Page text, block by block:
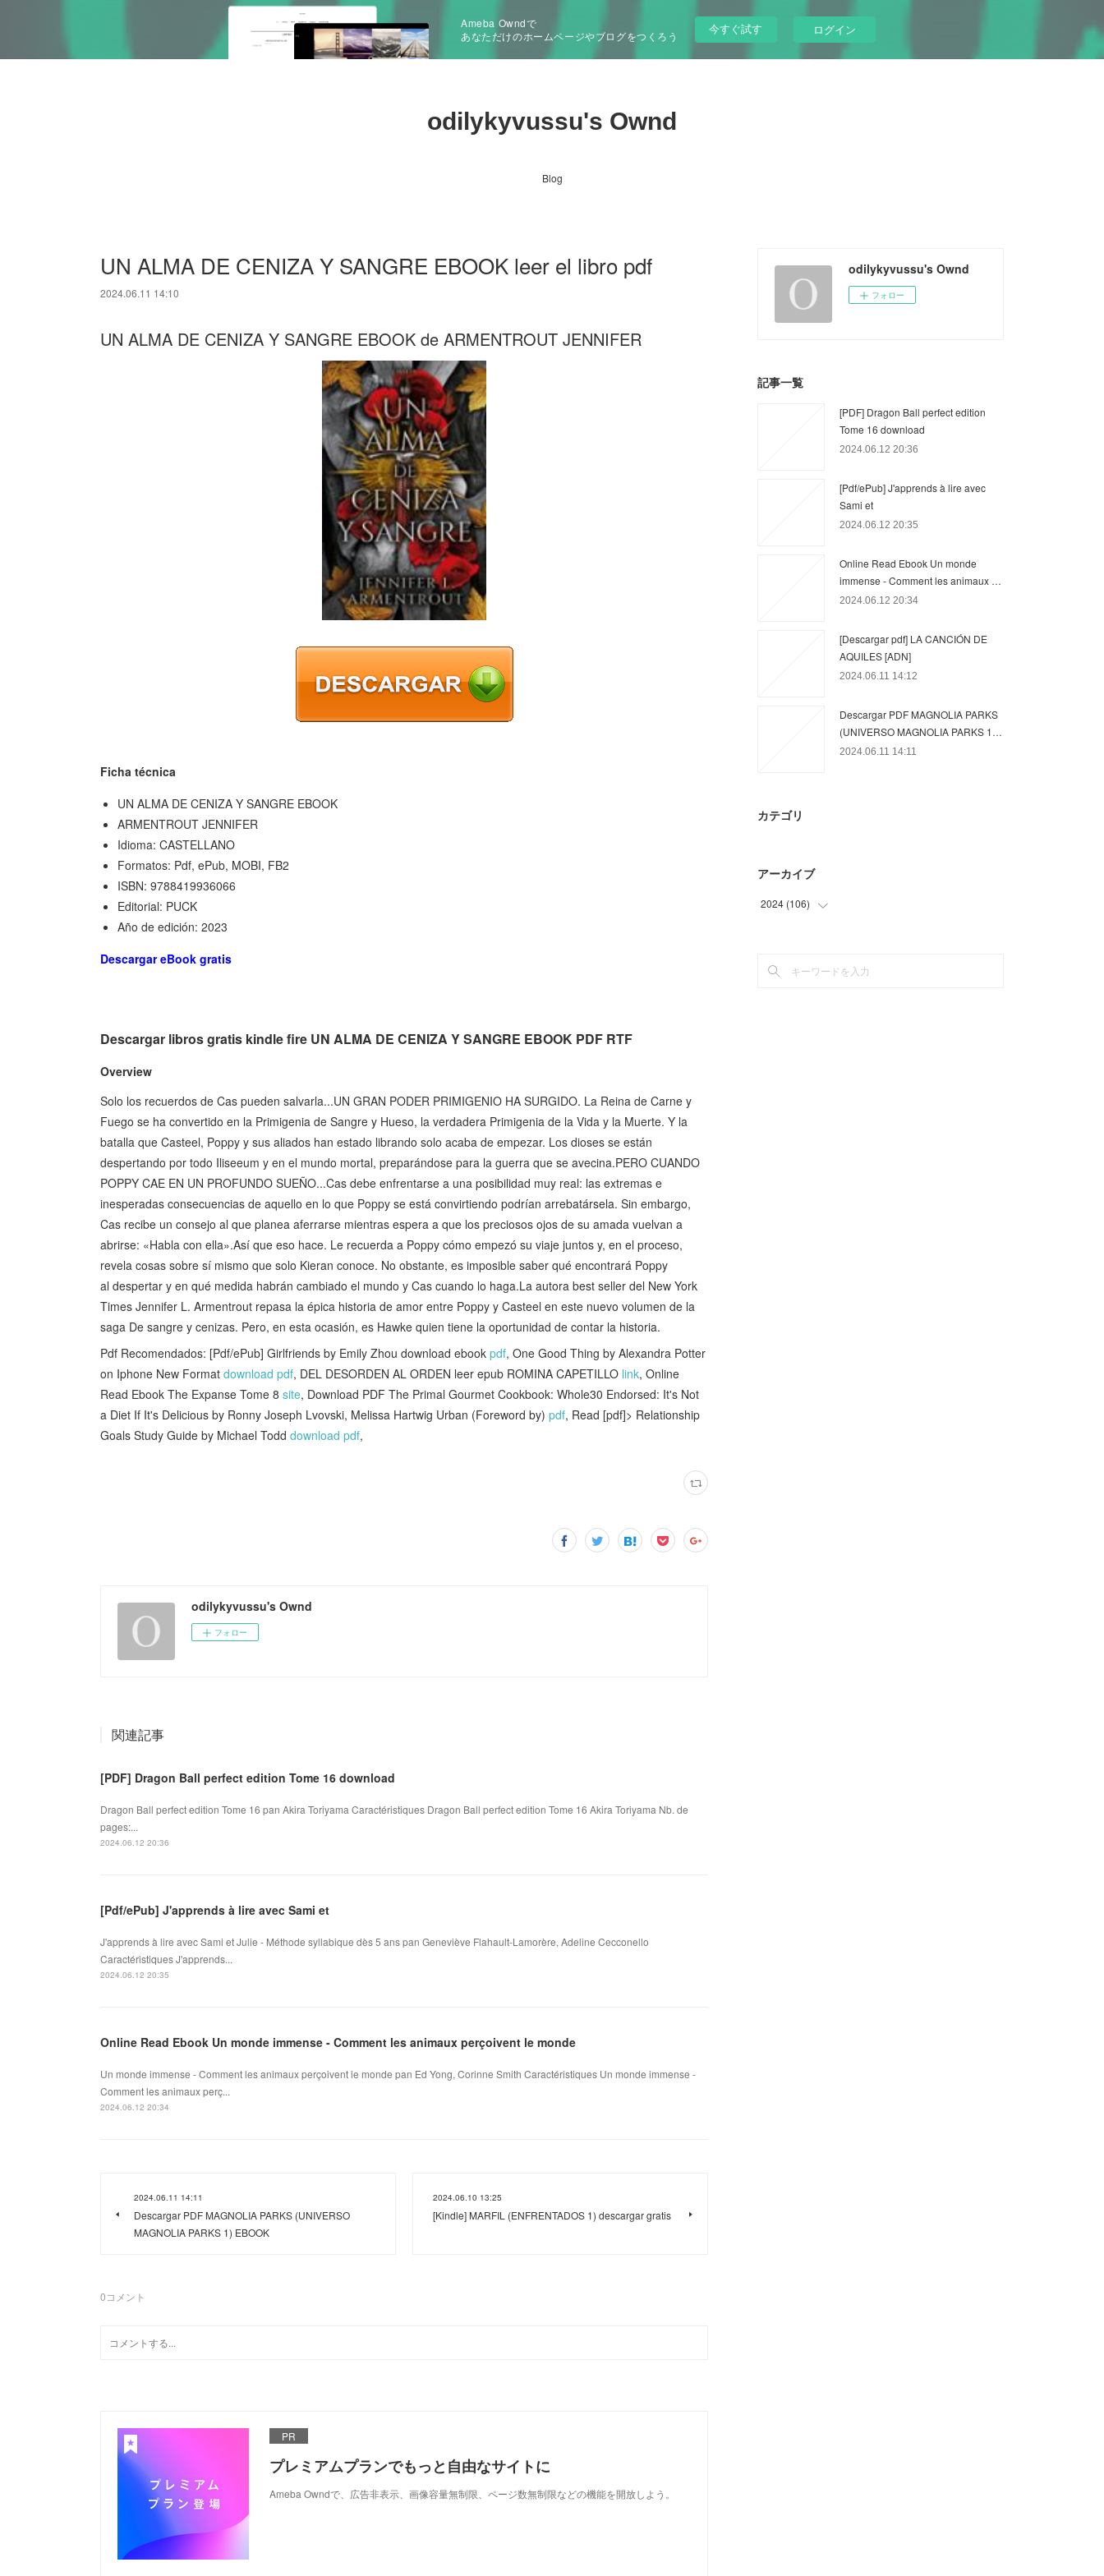
Ameba Owndで
あなただけのホームページやブログをつくろう
今すぐ試す ログイン
odilykyvussu's Ownd
Blog
UN ALMA DE CENIZA Y SANGRE EBOOK leer el libro pdf
2024.06.11 14:10
UN ALMA DE CENIZA Y SANGRE EBOOK de ARMENTROUT JENNIFER
Ficha técnica
UN ALMA DE CENIZA Y SANGRE EBOOK
ARMENTROUT JENNIFER
Idioma: CASTELLANO
Formatos: Pdf, ePub, MOBI, FB2
ISBN: 9788419936066
Editorial: PUCK
Año de edición: 2023
Descargar eBook gratis
Descargar libros gratis kindle fire UN ALMA DE CENIZA Y SANGRE EBOOK PDF RTF
Overview
Solo los recuerdos de Cas pueden salvarla...UN GRAN PODER PRIMIGENIO HA SURGIDO. La Reina de Carne y
Fuego se ha convertido en la Primigenia de Sangre y Hueso, la verdadera Primigenia de la Vida y la Muerte. Y la
batalla que Casteel, Poppy y sus aliados han estado librando solo acaba de empezar. Los dioses se están
despertando por todo Iliseeum y en el mundo mortal, preparándose para la guerra que se avecina.PERO CUANDO
POPPY CAE EN UN PROFUNDO SUEÑO...Cas debe enfrentarse a una posibilidad muy real: las extremas e
inesperadas consecuencias de aquello en lo que Poppy se está convirtiendo podrían arrebatársela. Sin embargo,
Cas recibe un consejo al que planea aferrarse mientras espera a que los preciosos ojos de su amada vuelvan a
abrirse: «Habla con ella».Así que eso hace. Le recuerda a Poppy cómo empezó su viaje juntos y, en el proceso,
revela cosas sobre sí mismo que solo Kieran conoce. No obstante, es imposible saber qué encontrará Poppy
al despertar y en qué medida habrán cambiado el mundo y Cas cuando lo haga.La autora best seller del New York
Times Jennifer L. Armentrout repasa la épica historia de amor entre Poppy y Casteel en este nuevo volumen de la
saga De sangre y cenizas. Pero, en esta ocasión, es Hawke quien tiene la oportunidad de contar la historia.
Pdf Recomendados: [Pdf/ePub] Girlfriends by Emily Zhou download ebook pdf, One Good Thing by Alexandra Potter
on Iphone New Format download pdf, DEL DESORDEN AL ORDEN leer epub ROMINA CAPETILLO link, Online
Read Ebook The Expanse Tome 8 site, Download PDF The Primal Gourmet Cookbook: Whole30 Endorsed: It's Not
a Diet If It's Delicious by Ronny Joseph Lvovski, Melissa Hartwig Urban (Foreword by) pdf, Read [pdf]> Relationship
Goals Study Guide by Michael Todd download pdf,
odilykyvussu's Ownd
フォロー
関連記事
[PDF] Dragon Ball perfect edition Tome 16 download
Dragon Ball perfect edition Tome 16 pan Akira Toriyama Caractéristiques Dragon Ball perfect edition Tome 16 Akira Toriyama Nb. de
pages:...
2024.06.12 20:36
[Pdf/ePub] J'apprends à lire avec Sami et
J'apprends à lire avec Sami et Julie - Méthode syllabique dès 5 ans pan Geneviève Flahault-Lamorère, Adeline Cecconello
Caractéristiques J'apprends...
2024.06.12 20:35
Online Read Ebook Un monde immense - Comment les animaux perçoivent le monde
Un monde immense - Comment les animaux perçoivent le monde pan Ed Yong, Corinne Smith Caractéristiques Un monde immense -
Comment les animaux perç...
2024.06.12 20:34
2024.06.11 14:11
Descargar PDF MAGNOLIA PARKS (UNIVERSO
MAGNOLIA PARKS 1) EBOOK
2024.06.10 13:25
[Kindle] MARFIL (ENFRENTADOS 1) descargar gratis
0コメント
PR
プレミアムプランでもっと自由なサイトに
Ameba Owndで、広告非表示、画像容量無制限、ページ数無制限などの機能を開放しよう。
odilykyvussu's Ownd
フォロー
記事一覧
[PDF] Dragon Ball perfect edition
Tome 16 download
2024.06.12 20:36
[Pdf/ePub] J'apprends à lire avec
Sami et
2024.06.12 20:35
Online Read Ebook Un monde
immense - Comment les animaux …
2024.06.12 20:34
[Descargar pdf] LA CANCIÓN DE
AQUILES [ADN]
2024.06.11 14:12
Descargar PDF MAGNOLIA PARKS
(UNIVERSO MAGNOLIA PARKS 1…
2024.06.11 14:11
カテゴリ
アーカイブ
2024 (106)